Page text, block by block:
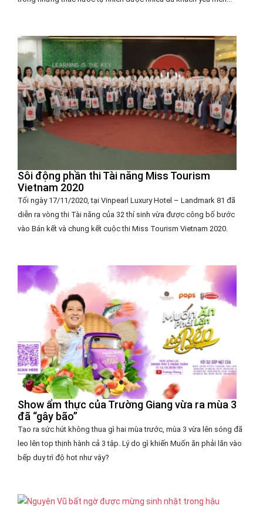
Sôi động phần thi Tài năng Miss Tourism
Vietnam 2020
Tối ngày 17/11/2020, tại Vinpearl Luxury Hotel – Landmark 81 đã
diễn ra vòng thi Tài năng của 32 thí sinh vừa được công bố bước
vào Bán kết và chung kết cuộc thi Miss Tourism Vietnam 2020.
Show ẩm thực của Trường Giang vừa ra mùa 3
đã “gây bão”
Tạo ra sức hút không thua gì hai mùa trước, mùa 3 vừa lên sóng đã
leo lên top thịnh hành cả 3 tập. Lý do gì khiến Muốn ăn phải lăn vào
bếp duy trì độ hot như vậy?